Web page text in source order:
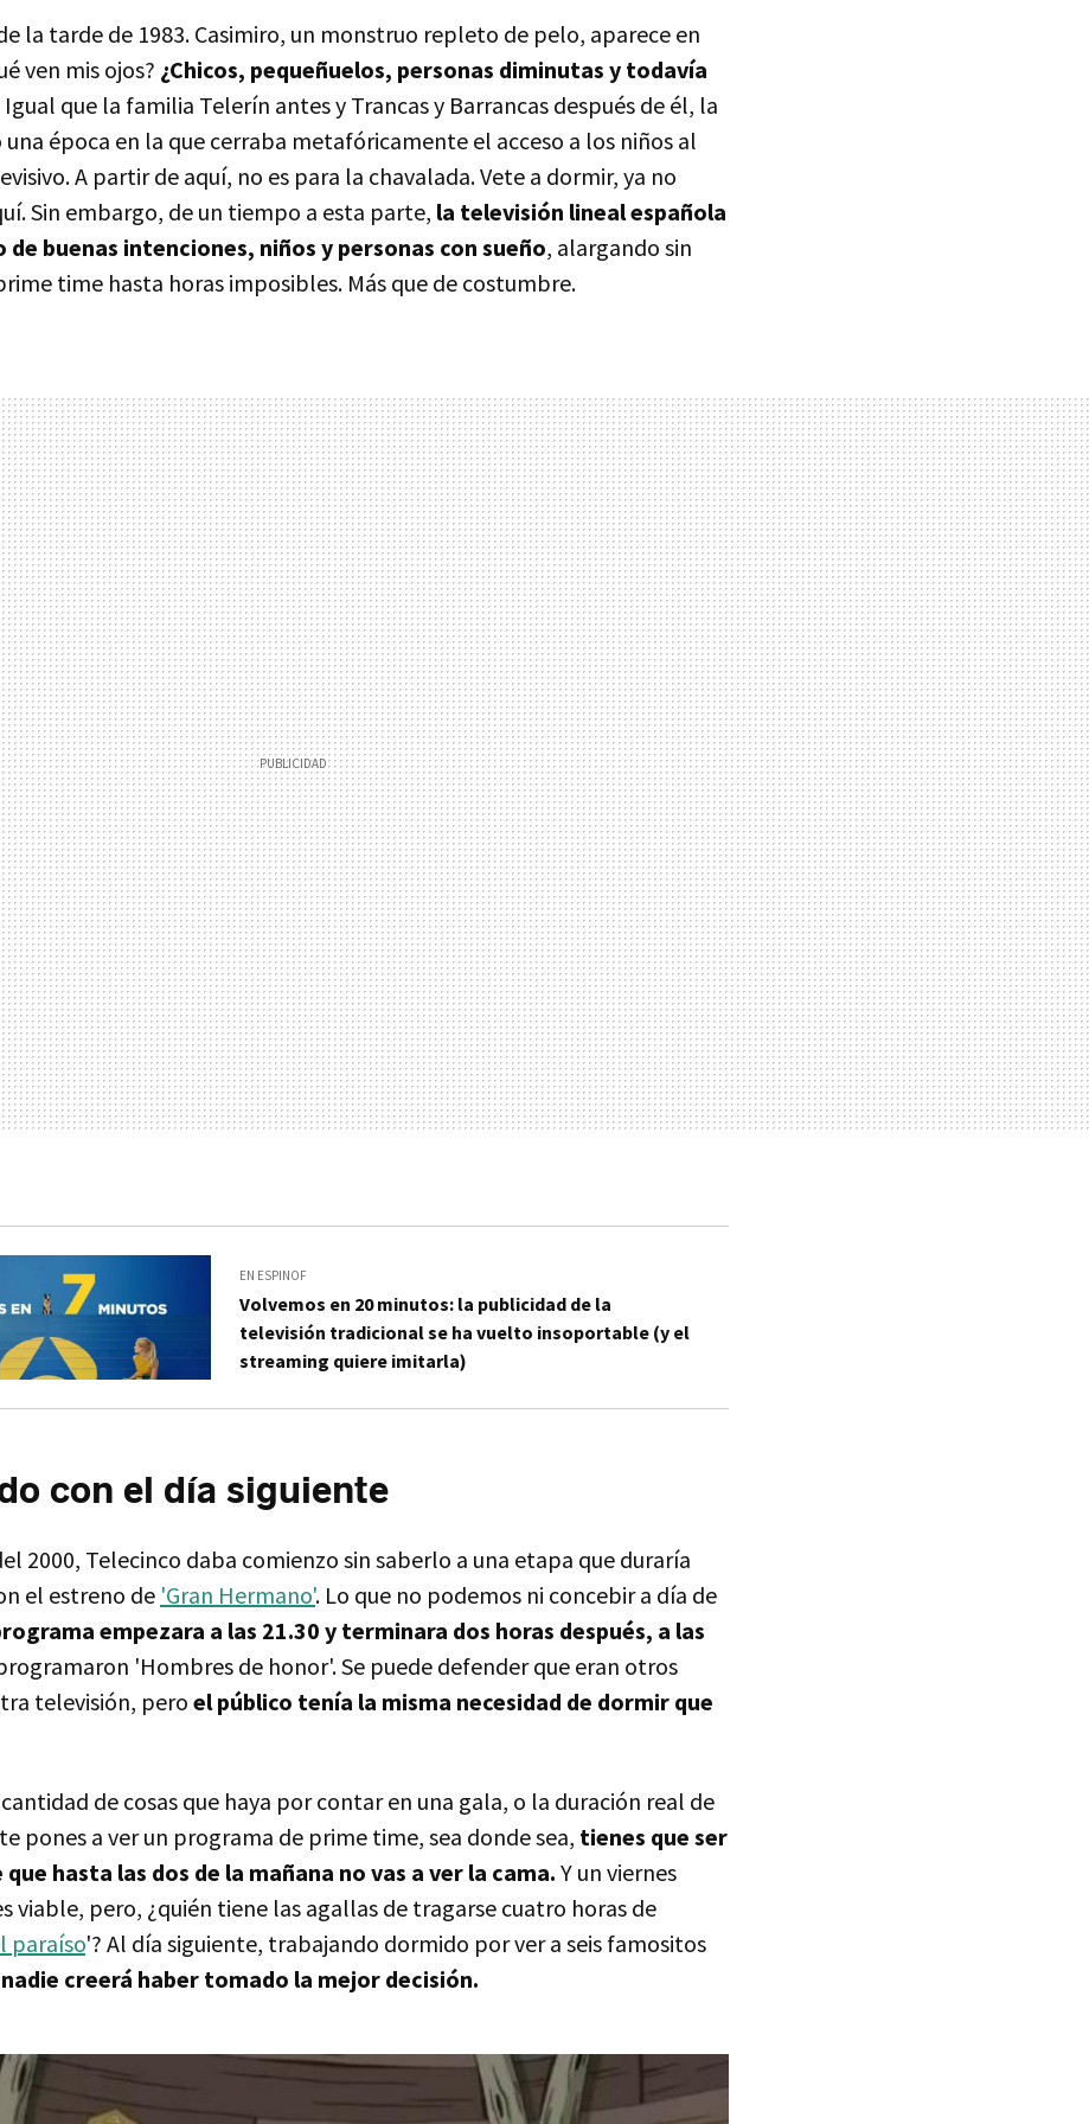
la tarde de 1983. Casimiro, un monstruo repleto de pelo, aparece en
ven mis ojos? ¿Chicos, pequeñuelos, personas diminutas y todavía
Igual que la familia Telerín antes y Trancas y Barrancas después de él, la
época en la que cerraba metafóricamente el acceso a los niños al
A partir de aquí, no es para la chavalada. Vete a dormir, ya no
Sin embargo, de un tiempo a esta parte, la televisión lineal española
de buenas intenciones, niños y personas con sueño, alargando sin
time hasta horas imposibles. Más que de costumbre.
EN ESPINOF
Volvemos en 20 minutos: la publicidad de la
televisión tradicional se ha vuelto insoportable (y el
streaming quiere imitarla)
con el día siguiente
2000, Telecinco daba comienzo sin saberlo a una etapa que duraría
el estreno de 'Gran Hermano'. Lo que no podemos ni concebir a día de
empezara a las 21.30 y terminara dos horas después, a las
'Hombres de honor'. Se puede defender que eran otros
televisión, peroel público tenía la misma necesidad de dormir que
de cosas que haya por contar en una gala, o la duración real de
pones a ver un programa de prime time, sea donde sea, tienes que ser
hasta las dos de la mañana no vas a ver la cama. Y un viernes
viable, pero, ¿quién tiene las agallas de tragarse cuatro horas de
paraíso'? Al día siguiente, trabajando dormido por ver a seis famositos
nadie creerá haber tomado la mejor decisión.